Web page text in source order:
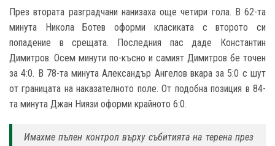
През втората разградчани нанизаха още четири гола. В 62-та
минута Никола Ботев оформи класиката с второто си
попадение в срещата. Последния пас даде Константин
Димитров. Осем минути по-късно и самият Димитров бе точен
за 4:0. В 78-та минута Александър Ангелов вкара за 5:0 с шут
от границата на наказателното поле. От подобна позиция в 84-
та минута Джан Ниязи оформи крайното 6:0.
Имахме пълен контрол върху събитията на терена през